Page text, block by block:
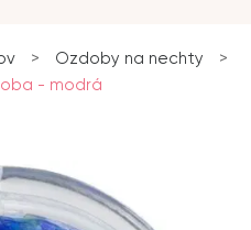
> Ozdoby na nechty
>
- modrá